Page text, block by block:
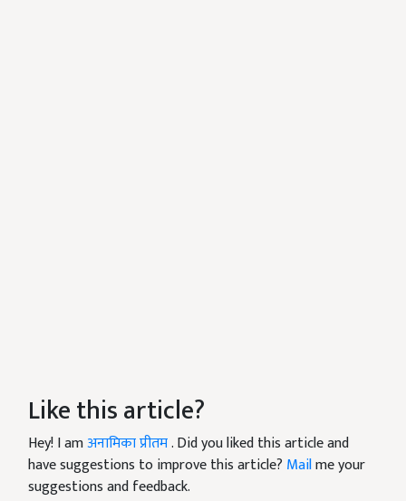
Like this article?
Hey! I amअनामिका प्रीतम. Did you liked this article and
have suggestions to improve this article? Mailme your
suggestions and feedback.